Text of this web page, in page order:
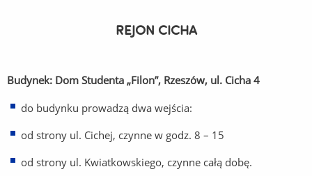
REJON CICHA
Budynek: Dom Studenta „Filon”, Rzeszów, ul. Cicha 4
do budynku prowadzą dwa wejścia:
od strony ul. Cichej, czynne w godz. 8 – 15
od strony ul. Kwiatkowskiego, czynne całą dobę.